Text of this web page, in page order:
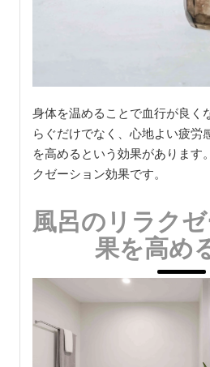
身体を温めることで血行が良く
らぐだけでなく、心地よい疲労
を高めるという効果があります
クゼーション効果です。
風呂のリラク
果を高め